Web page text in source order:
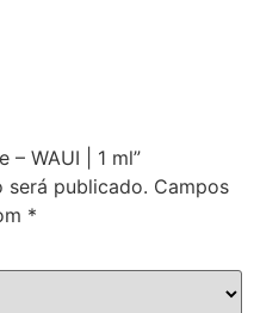
– WAUI | 1 ml”
será publicado. Campos
*